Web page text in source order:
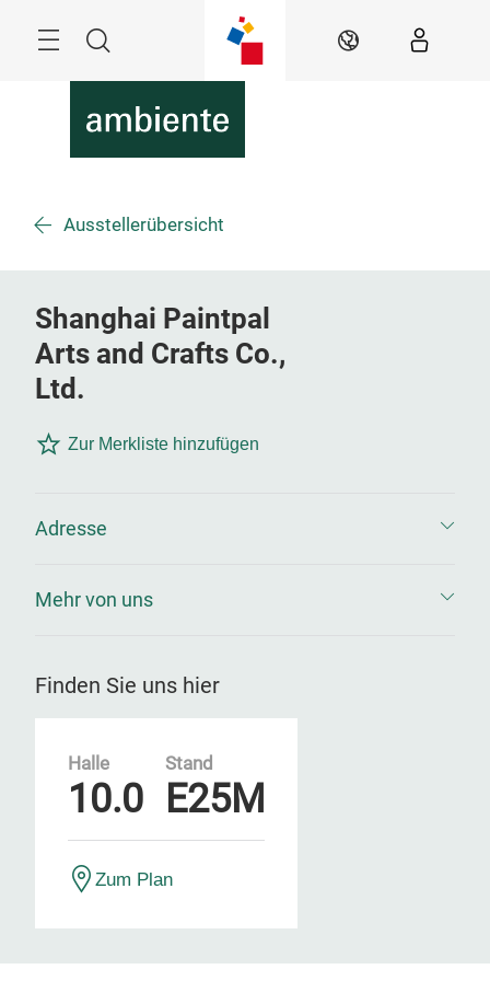
Suche DE
Ausstellerübersicht
Shanghai Paintpal
Arts and Crafts Co.,
Ltd.
Zur Merkliste hinzufügen
Adresse
Mehr von uns
Finden Sie uns hier
Halle
10.0
Stand
E25M
Zum Plan